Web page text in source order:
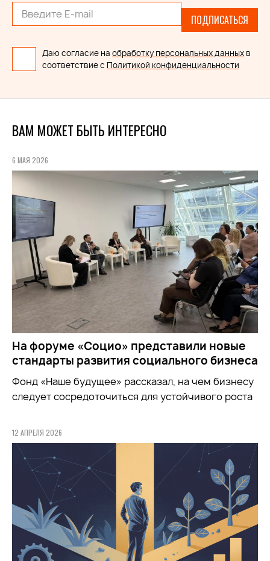
ПОДПИСАТЬСЯ
Даю согласие на обработку персональных данных в
соответствие с Политикой конфиденциальности
ВАМ МОЖЕТ БЫТЬ ИНТЕРЕСНО
6 МАЯ 2026
На форуме «Социо» представили новые
стандарты развития социального бизнеса
Фонд «Наше будущее» рассказал, на чем бизнесу
следует сосредоточиться для устойчивого роста
12 АПРЕЛЯ 2026